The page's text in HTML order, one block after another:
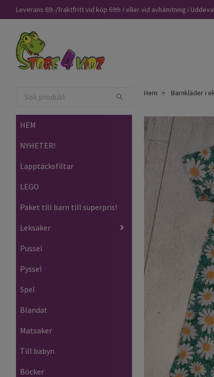
Leverans 69:-/fraktfritt vid köp 699:-! eller vid avhämtning i
HEM
NYHETER!
Lapptäcksfiltar
LEGO
Paket till barn till superpris!
Leksaker
Pussel
Pyssel
Spel
Blandat
Matsaker
Till babyn
Böcker
Hem Barnkläder i